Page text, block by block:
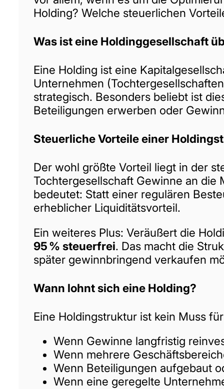
Holding? Welche steuerlichen
Was ist eine Holdinggesellschaft
Eine Holding ist eine
Unternehmen
strategisch. Besonders beliebt ist
Beteiligungen erwerben oder
Steuerliche Vorteile einer
Der wohl größte Vorteil liegt in der
Tochtergesellschaft Gewinne an
bedeutet: Statt einer regulären
erheblicher Liquiditätsvorteil.
Ein weiteres Plus: Veräußert die
95 % steuerfrei. Das macht die
später gewinnbringend verkaufen
Wann lohnt sich eine Holding?
Eine Holdingstruktur ist kein Muss
Wenn Gewinne langfristig
Wenn mehrere
Wenn Beteiligungen aufgebaut
Wenn eine geregelte